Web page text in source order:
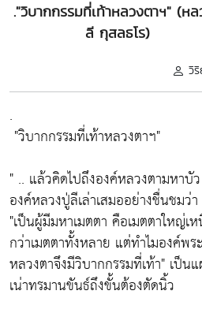
."วิบากกรรมที่เท้าหลวงตาฯ" (ห
ลี กุสลธโร)
วิริ
.
"วิบากกรรมที่เท้าหลวงตาฯ"
" .. แล้วคิดไปถึงองค์หลวงตามหาบั
องค์หลวงปู่ลีเล่าเสมออย่างชื่นชมว่า
"เป็นผู้มีมหาเมตตา คือเมตตาใหญ่เ
กว่าเมตตาทั้งหลาย แต่ทำไมองค์พระ
หลวงตาจึงมีวิบากกรรมที่เท้า" เป็น
เน่าทรมานขันธ์ถึงขั้นต้องตัดนิ้ว